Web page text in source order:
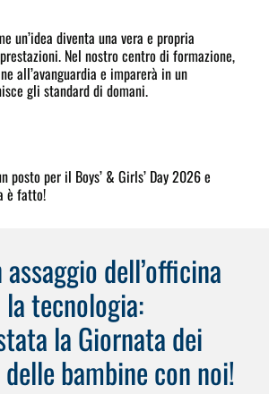
un’idea diventa una vera e propria
Nel nostrocentro di formazione,
all’avanguardia e imparerà in un
gli standard di domani.
posto per il Boys’ & Girls’ Day 2026e
è fatto!
dell’officina
tecnologia:
la Giornata dei
bambine con noi!